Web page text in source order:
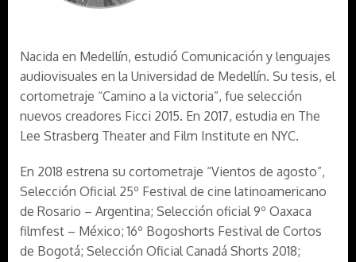
Nacida en Medellín, estudió Comunicación y lenguajes
audiovisuales en la Universidad de Medellín. Su tesis, el
cortometraje “Camino a la victoria”, fue selección
nuevos creadores Ficci 2015. En 2017, estudia en The
Lee Strasberg Theater and Film Institute en NYC.
En 2018 estrena su cortometraje “Vientos de agosto”,
Selección Oficial 25º Festival de cine latinoamericano
de Rosario – Argentina; Selección oficial 9º Oaxaca
filmfest – México; 16º Bogoshorts Festival de Cortos
de Bogotá; Selección Oficial Canadá Shorts 2018;